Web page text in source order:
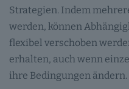
Strategien. Indem
werden, können
flexibel verschoben
erhalten, auch wenn
ihre Bedingungen ändern.